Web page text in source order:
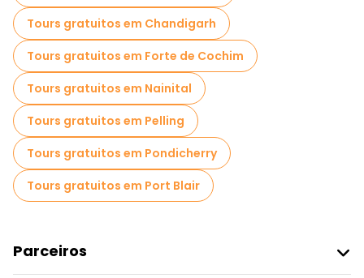
Tours gratuitos em Chandigarh
Tours gratuitos em Forte de Cochim
Tours gratuitos em Nainital
Tours gratuitos em Pelling
Tours gratuitos em Pondicherry
Tours gratuitos em Port Blair
Parceiros